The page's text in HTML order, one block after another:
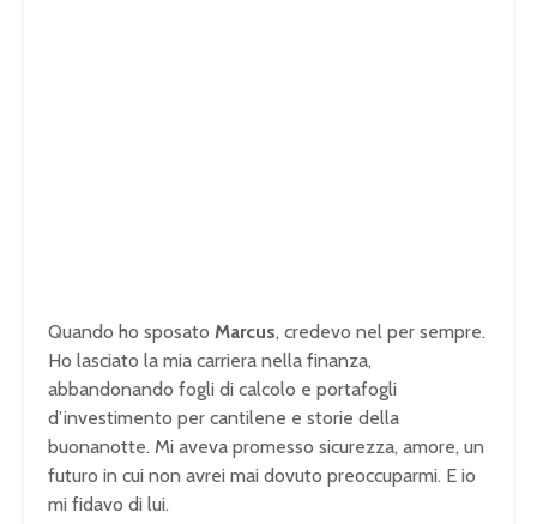
Quando ho sposato Marcus, credevo nel per sempre.
Ho lasciato la mia carriera nella finanza,
abbandonando fogli di calcolo e portafogli
d’investimento per cantilene e storie della
buonanotte. Mi aveva promesso sicurezza, amore, un
futuro in cui non avrei mai dovuto preoccuparmi. E io
mi fidavo di lui.